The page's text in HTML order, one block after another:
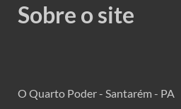
Sobre o site
O Quarto Poder - Santarém - PA